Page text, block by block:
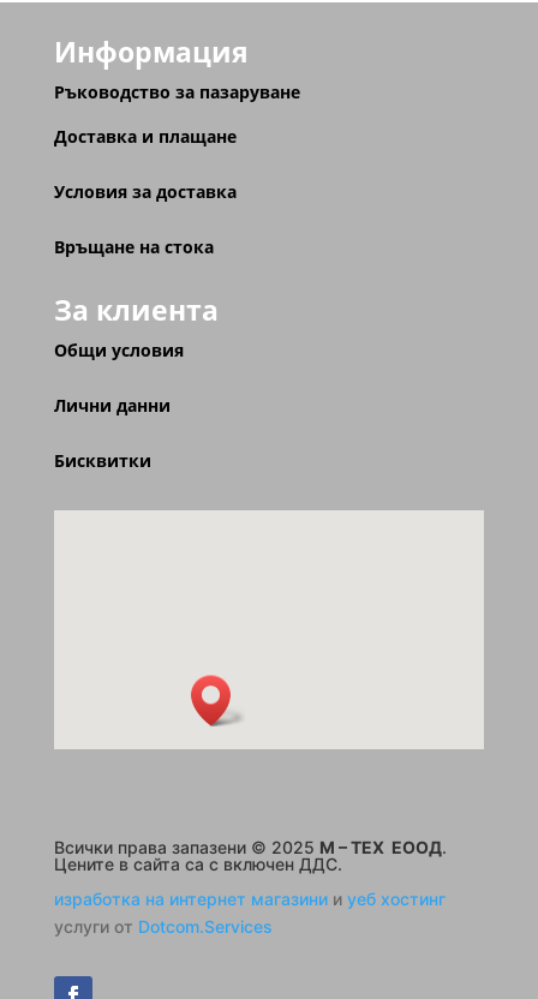
Информация
Ръководство за пазаруване
Доставка и плащане
Условия за доставка
Връщане на стока
За клиента
Общи условия
Лични данни
Бисквитки
Всички права запазени © 2025 M – TEX ЕООД.
Цените в сайта са с включен ДДС.
изработка на интернет магазинии уеб хостинг
услуги от Dotcom.Services